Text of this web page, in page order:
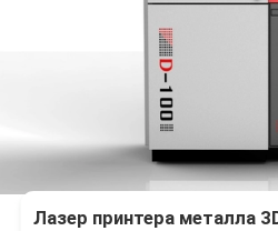
Лазер принтера металла